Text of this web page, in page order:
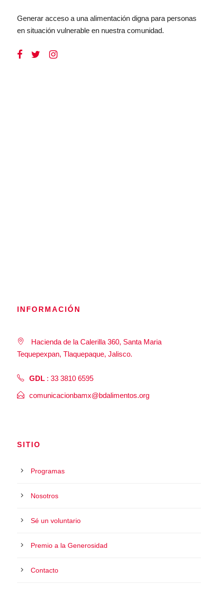
Generar acceso a una alimentación digna para personas
en situación vulnerable en nuestra comunidad.
INFORMACIÓN
Hacienda de la Calerilla 360, Santa Maria
Tequepexpan, Tlaquepaque, Jalisco.
GDL : 33 3810 6595
comunicacionbamx@bdalimentos.org
SITIO
Programas
Nosotros
Sé un voluntario
Premio a la Generosidad
Contacto